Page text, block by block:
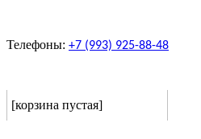
Телефоны: +7 (993) 925-88-48
[корзина пустая]